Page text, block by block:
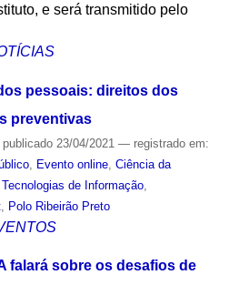
e será transmitido pelo
pessoais: direitos dos
preventivas
publicado23/04/2021 — registrado em:
, Evento online, Ciência da
Tecnologias de Informação,
, Polo Ribeirão Preto
falará sobre os desafios de